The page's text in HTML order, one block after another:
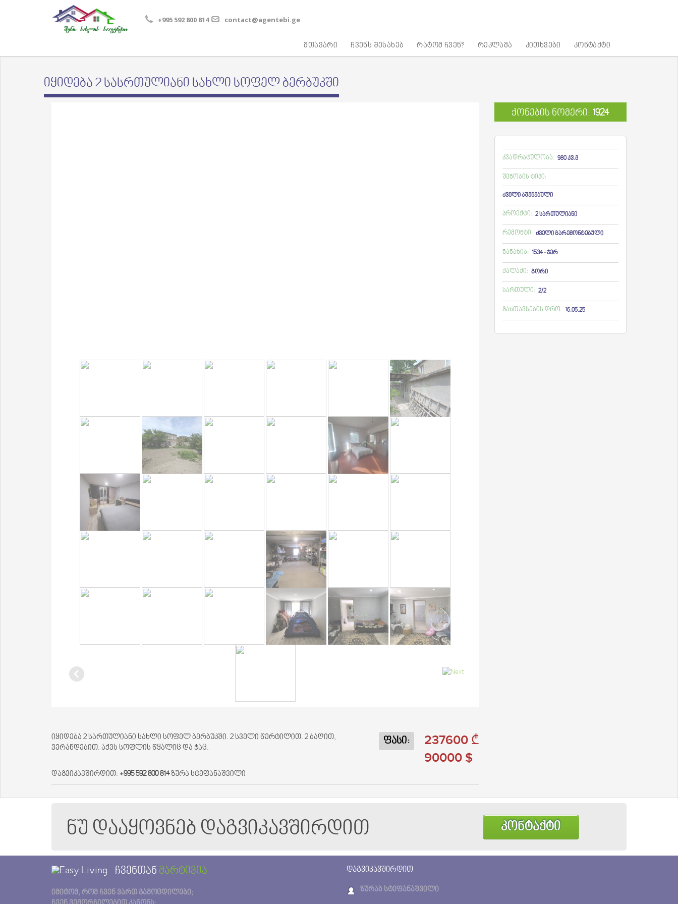
+995 592 800 814 contact@agentebi.ge
მთავარი ჩვენს შესახებ რატომ ჩვენ? რეკლამა კითხვები კონტაქტი
იყიდება 2 სასრთულიანი სახლი სოფელ ბერბუკში
237600 ₾
90000 $
ფასი:
იყიდება 2 სართულიანი სახლი სოფელ ბერბუკში. 2 სველი წერტილით. 2 ბაღით,
ვერანდებით. აქვს სოფლის წყალიც და ჭაც.
დაგვიკავშირდით: +995 592 800 814ზურა სტეფანაშვილი
ქონების ნომერი: 1924
კვადრატულობა: 980 კვ.მ
შენობის ტიპი:
ძველი აშენებული
პროექტი: 2 სართულიანი
რემონტი: ძველი გარემონტებული
ნანახია: 1534 - ჯერ
ქალაქი: გორი
სართული: 2/2
განთავსების დრო: 16.05.25
ნუ დააყოვნებ დაგვიკავშირდით კონტაქტი
ჩვენთან მარტივია
იმიტომ, რომ ჩვენ ვართ გამოცდილები;
დაგვიკავშირდით
ზურაბ სტეფანაშვილი